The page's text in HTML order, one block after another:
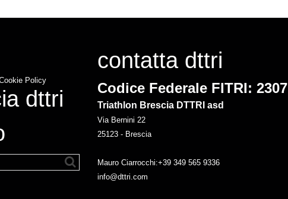
Policy
dttri
contatta dttri
Codice Federale FITRI: 2307
Triathlon Brescia DTTRI asd
Via Bernini 22
25123 - Brescia
Mauro Ciarrocchi:+39 349 565 9336
info@dttri.com